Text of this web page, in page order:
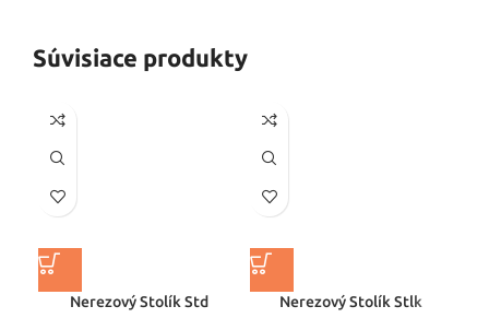
Súvisiace produkty
Nerezový Stolík Std Nerezový Stolík Stlk